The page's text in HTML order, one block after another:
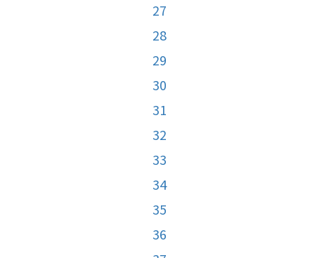
27
28
29
30
31
32
33
34
35
36